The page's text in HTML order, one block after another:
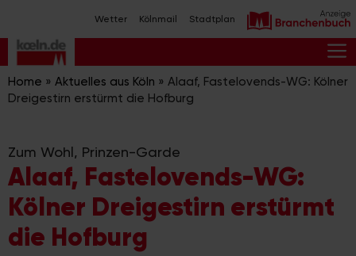
Inhalt
springen
Wetter Kölnmail Stadtplan
Home » Aktuelles aus Köln » Alaaf, Fastelovends-WG: Kölner
Dreigestirn erstürmt die Hofburg
Zum Wohl, Prinzen-Garde
Alaaf, Fastelovends-WG:
Kölner Dreigestirn erstürmt
die Hofburg